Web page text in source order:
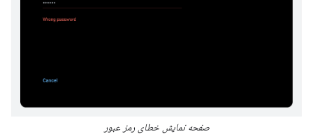
صفحه نمایش خطای رمز عبور